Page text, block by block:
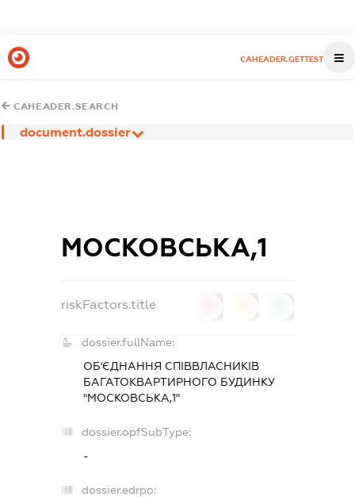
CAHEADER.GETTEST
CAHEADER.SEARCH
document.dossier
МОСКОВСЬКА,1
riskFactors.title
dossier.fullName:
ОБ'ЄДНАННЯ СПІВВЛАСНИКІВ
БАГАТОКВАРТИРНОГО БУДИНКУ
"МОСКОВСЬКА,1"
dossier.opfSubType:
-
dossier.edrpo: